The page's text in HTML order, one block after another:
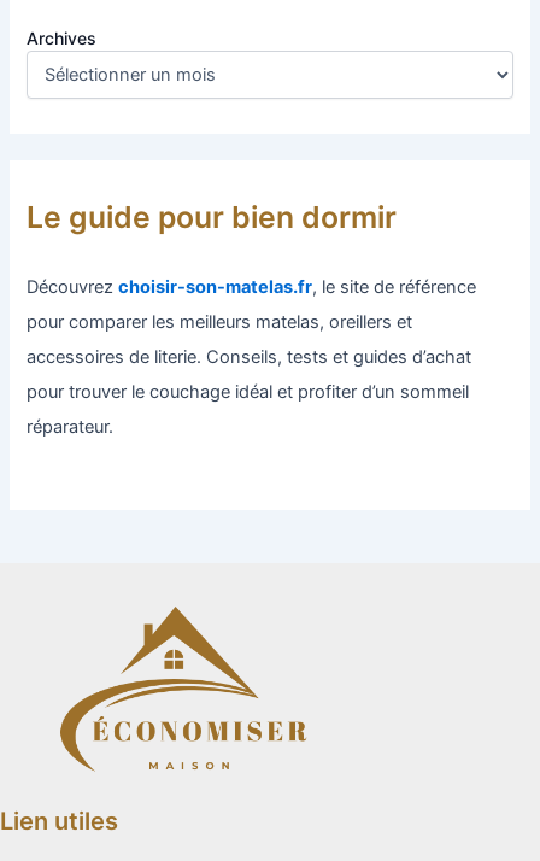
Archives
Le guide pour bien dormir
Découvrezchoisir-son-matelas.fr, le site de référence
pour comparer les meilleurs matelas, oreillers et
accessoires de literie. Conseils, tests et guides d’achat
pour trouver le couchage idéal et profiter d’un sommeil
réparateur.
Lien utiles